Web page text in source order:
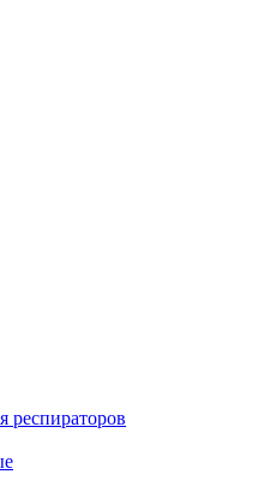
респираторов